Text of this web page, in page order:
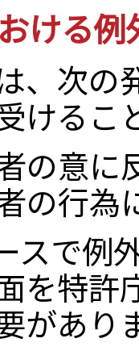
ける例
、次の
けるこ
の意に
の行為
スで例
を特許
があり